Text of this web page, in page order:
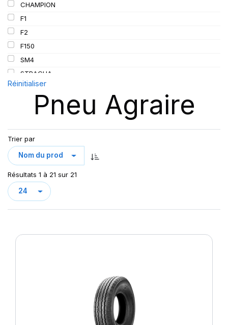
CHAMPION
F1
F2
F150
SM4
STRAGUA
STT
TRACTOR
Réinitialiser
Pneu Agraire
Trier par
Résultats 1 à 21 sur 21